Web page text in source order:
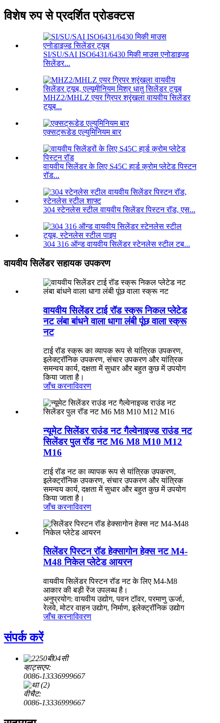
विशेष रुप से प्रदर्शित प्रोडक्टस
SI/SU/SAI ISO6431/6430 मिकी माउस एनोडाइज्ड
सिलेंडर...
MHZ2/MHLZ एयर ग्रिपर श्रृंखला वायवीय सिलेंडर
ट्यूब...
एक्सट्रूडेड एल्युमिनियम बार
वायवीय सिलेंडर के लिए S45C हार्ड क्रोम प्लेटेड पिस्टन
रॉड...
304 स्टेनलेस स्टील वायवीय सिलेंडर पिस्टन रॉड, एस...
304 316 ऑन्ड वायवीय सिलेंडर स्टेनलेस स्टील टब...
वायवीय सिलेंडर सहायक उपकरण
वायवीय सिलेंडर टाई रॉड स्क्रू निकल प्लेटेड
नट लंबा बांधने वाला धागा लंबी पूंछ वाला स्क्रू
नट
टाई रॉड स्क्रू का व्यापक रूप से यांत्रिक उपकरण,
इलेक्ट्रॉनिक उपकरण, संचार उपकरण और यांत्रिक
समन्वय कार्य, दक्षता में सुधार और बहुत कुछ में उपयोग
किया जाता है।
जाँच करनाविवरण
न्यूमेट सिलेंडर राउंड नट गैल्वेनाइज्ड राउंड नट
सिलेंडर पुल रॉड नट M6 M8 M10 M12
M16
टाई रॉड नट का व्यापक रूप से यांत्रिक उपकरण,
इलेक्ट्रॉनिक उपकरण, संचार उपकरण और यांत्रिक
समन्वय कार्य, दक्षता में सुधार और बहुत कुछ में उपयोग
किया जाता है।
जाँच करनाविवरण
सिलेंडर पिस्टन रॉड हेक्सागोन हेक्स नट M4-
M48 निकेल प्लेटेड आयरन
वायवीय सिलेंडर पिस्टन रॉड नट के लिए M4-M8
आकार की बड़ी रेंज उपलब्ध है।
अनुप्रयोग: वायवीय उद्योग, पवन टॉवर, परमाणु ऊर्जा,
रेलवे, मोटर वाहन उद्योग, निर्माण, इलेक्ट्रॉनिक उद्योग
जाँच करनाविवरण
संपर्क करें
व्हाट्सएप:
0086-13336999667
वीचैट:
0086-13336999667